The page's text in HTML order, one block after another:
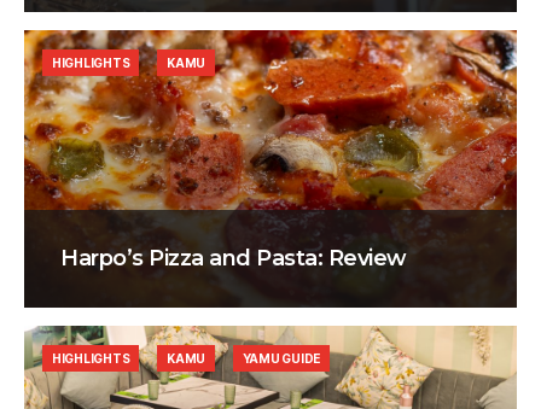
Harpo’s Pizza and Pasta: Review
HIGHLIGHTS KAMU
HIGHLIGHTS KAMU YAMU GUIDE